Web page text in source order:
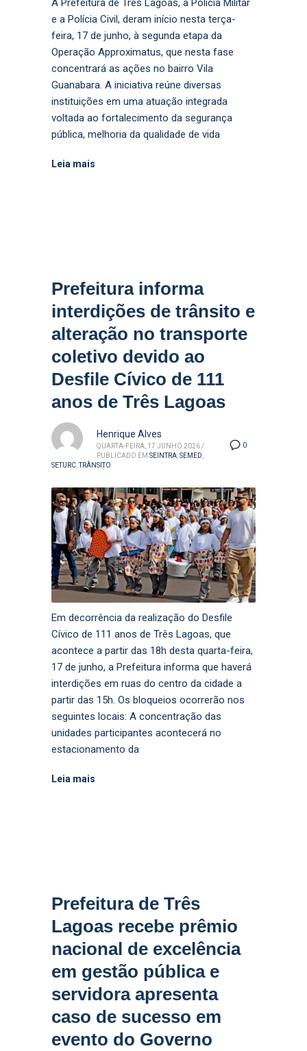
A Prefeitura de Três Lagoas, a Polícia Militar
e a Polícia Civil, deram início nesta terça-
feira, 17 de junho, à segunda etapa da
Operação Approximatus, que nesta fase
concentrará as ações no bairro Vila
Guanabara. A iniciativa reúne diversas
instituições em uma atuação integrada
voltada ao fortalecimento da segurança
pública, melhoria da qualidade de vida
Leia mais
Prefeitura informa
interdições de trânsito e
alteração no transporte
coletivo devido ao
Desfile Cívico de 111
anos de Três Lagoas
0
Henrique Alves
QUARTA-FEIRA, 17 JUNHO 2026 /
PUBLICADO EM SEINTRA SEMED
SETURC ,TRÂNSITO
Em decorrência da realização do Desfile
Cívico de 111 anos de Três Lagoas, que
acontece a partir das 18h desta quarta-feira,
17 de junho, a Prefeitura informa que haverá
interdições em ruas do centro da cidade a
partir das 15h. Os bloqueios ocorrerão nos
seguintes locais: A concentração das
unidades participantes acontecerá no
estacionamento da
Leia mais
Prefeitura de Três
Lagoas recebe prêmio
nacional de excelência
em gestão pública e
servidora apresenta
caso de sucesso em
evento do Governo